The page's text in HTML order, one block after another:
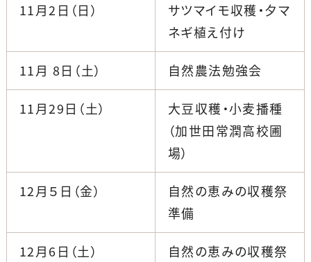
11月2日（日）
サツマイモ収穫・夕マ
ネギ植え付け
11月 8日（土） 自然農法勉強会
11月29日（土）
大豆収穫・小麦播種
（加世田常潤高校圃
場）
12月５日（金）
自然の恵みの収穫祭
準備
12月6日（土） 自然の恵みの収穫祭